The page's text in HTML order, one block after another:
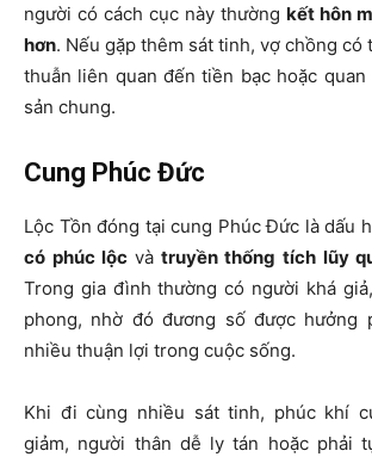
người có cách cục này thường kết hôn
hơn. Nếu gặp thêm sát tinh, vợ chồng có
thuẫn liên quan đến tiền bạc hoặc
sản chung.
Cung Phúc Đức
Lộc Tồn đóng tại cung Phúc Đức là dấu
có phúc lộc và truyền thống tích lũy
Trong gia đình thường có người khá
phong, nhờ đó đương số được hưởng
nhiều thuận lợi trong cuộc sống.
Khi đi cùng nhiều sát tinh, phúc khí
giảm, người thân dễ ly tán hoặc phải